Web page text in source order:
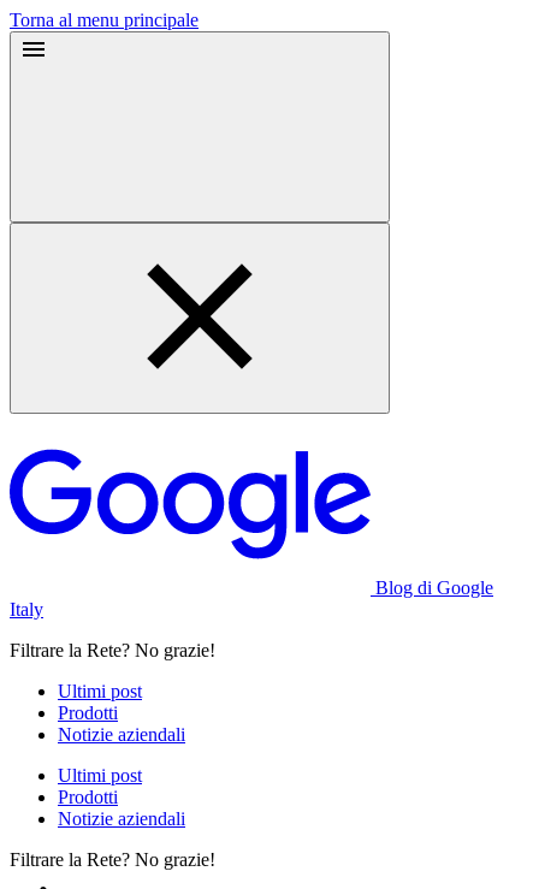
Torna al menu principale
Blog di Google
Italy
Filtrare la Rete? No grazie!
Ultimi post
Prodotti
Notizie aziendali
Ultimi post
Prodotti
Notizie aziendali
Filtrare la Rete? No grazie!